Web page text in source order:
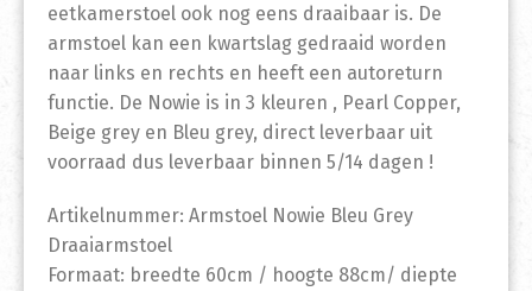
eetkamerstoel ook nog eens draaibaar is. De
armstoel kan een kwartslag gedraaid worden
naar links en rechts en heeft een autoreturn
functie. De Nowie is in 3 kleuren , Pearl Copper,
Beige grey en Bleu grey, direct leverbaar uit
voorraad dus leverbaar binnen 5/14 dagen !
Artikelnummer: Armstoel Nowie Bleu Grey
Draaiarmstoel
Formaat: breedte 60cm / hoogte 88cm/ diepte